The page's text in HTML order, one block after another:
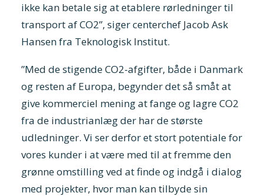
ikke kan betale sig at etablere rørledninger til
transport af CO2”, siger centerchef Jacob Ask
Hansen fra Teknologisk Institut.
”Med de stigende CO2-afgifter, både i Danmark
og resten af Europa, begynder det så småt at
give kommerciel mening at fange og lagre CO2
fra de industrianlæg der har de største
udledninger. Vi ser derfor et stort potentiale for
vores kunder i at være med til at fremme den
grønne omstilling ved at finde og indgå i dialog
med projekter, hvor man kan tilbyde sin